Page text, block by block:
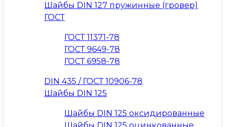
Шайбы DIN 127 пружинные (гровер)
ГОСТ
ГОСТ 11371-78
ГОСТ 9649-78
ГОСТ 6958-78
DIN 435 / ГОСТ 10906-78
Шайбы DIN 125
Шайбы DIN 125 оксидированные